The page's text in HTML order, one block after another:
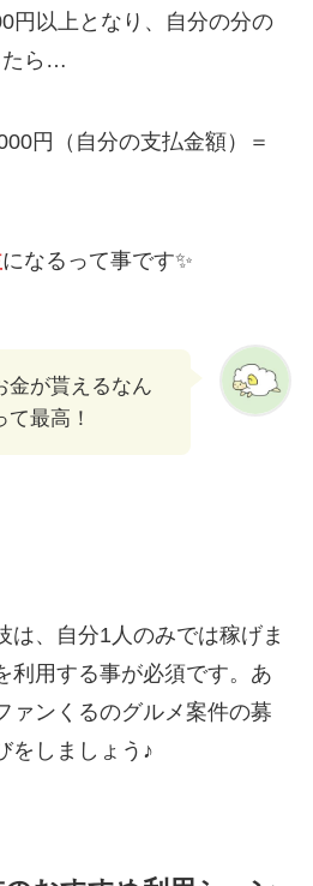
円以上となり、自分の分の
たら…
円（自分の支払金額）＝
になるって事です✨
金が貰えるなん
最高！
は、自分1人のみでは稼げま
利用する事が必須です。あ
ァンくるのグルメ案件の募
をしましょう♪